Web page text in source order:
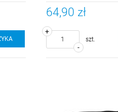
64,90 zł
-
+
szt.